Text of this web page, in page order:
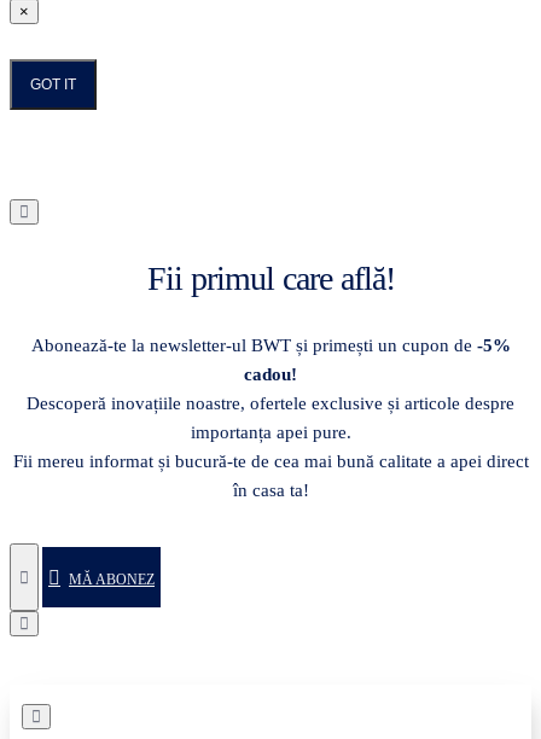
×
GOT IT
Fii primul care află!
Abonează-te la newsletter-ul BWT și primești un cupon de -5%
cadou!
Descoperă inovațiile noastre, ofertele exclusive și articole despre
importanța apei pure.
Fii mereu informat și bucură-te de cea mai bună calitate a apei direct
în casa ta!
MĂ ABONEZ